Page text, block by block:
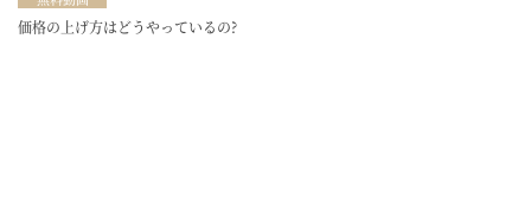
価格の上げ方はどうやっているの?